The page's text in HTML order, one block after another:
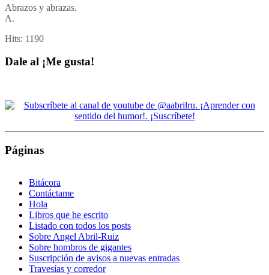
Abrazos y abrazas.
A.
Hits: 1190
Dale al ¡Me gusta!
Páginas
Bitácora
Contáctame
Hola
Libros que he escrito
Listado con todos los posts
Sobre Angel Abril-Ruiz
Sobre hombros de gigantes
Suscripción de avisos a nuevas entradas
Travesías y corredor